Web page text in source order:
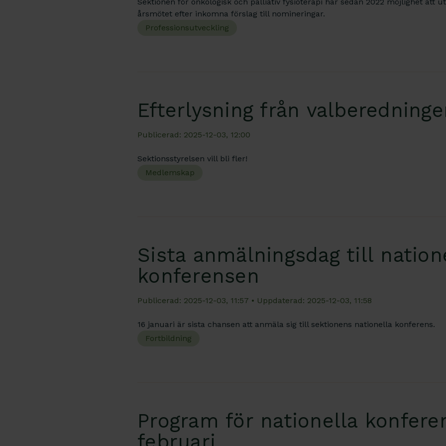
årsmötet efter inkomna förslag till nomineringar.
Professionsutveckling
Efterlysning från
Publicerad: 2025-12-03, 12:00
Sektionsstyrelsen vill bli fler!
Medlemskap
Sista anmälningsdag till
konferensen
Publicerad: 2025-12-03, 11:57 • Uppdaterad: 2025-12-03, 11:58
16 januari är sista chansen att anmäla sig till sektionens nationella konferens.
Fortbildning
Program för nationella